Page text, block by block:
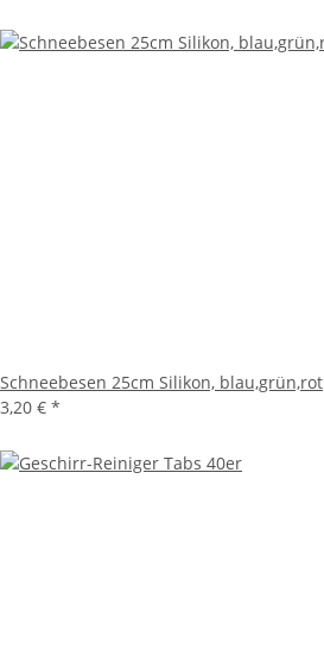
Schneebesen 25cm Silikon, blau,grün,rot
3,20 € *